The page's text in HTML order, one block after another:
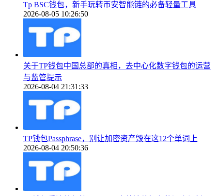
Tp BSC钱包，新手玩转币安智能链的必备轻量工具
2026-08-05 10:26:50
关于TP钱包中国总部的真相，去中心化数字钱包的运营
与监管提示
2026-08-04 21:31:33
TP钱包Passphrase，别让加密资产毁在这12个单词上
2026-08-04 20:50:36